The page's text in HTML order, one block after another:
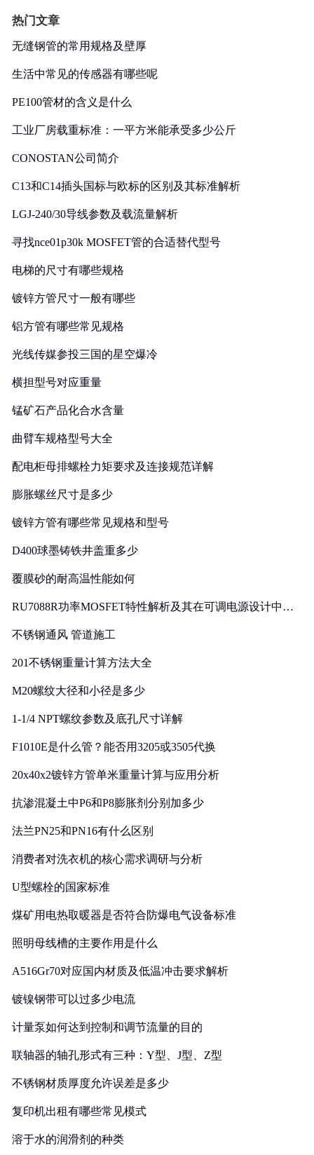
热门文章
无缝钢管的常用规格及壁厚
生活中常见的传感器有哪些呢
PE100管材的含义是什么
工业厂房载重标准：一平方米能承受多少公斤
CONOSTAN公司简介
C13和C14插头国标与欧标的区别及其标准解析
LGJ-240/30导线参数及载流量解析
寻找nce01p30k MOSFET管的合适替代型号
电梯的尺寸有哪些规格
镀锌方管尺寸一般有哪些
铝方管有哪些常见规格
光线传媒参投三国的星空爆冷
横担型号对应重量
锰矿石产品化合水含量
曲臂车规格型号大全
配电柜母排螺栓力矩要求及连接规范详解
膨胀螺丝尺寸是多少
镀锌方管有哪些常见规格和型号
D400球墨铸铁井盖重多少
覆膜砂的耐高温性能如何
RU7088R功率MOSFET特性解析及其在可调电源设计中的
不锈钢通风 管道施工
201不锈钢重量计算方法大全
M20螺纹大径和小径是多少
1-1/4 NPT螺纹参数及底孔尺寸详解
F1010E是什么管？能否用3205或3505代换
20x40x2镀锌方管单米重量计算与应用分析
抗渗混凝土中P6和P8膨胀剂分别加多少
法兰PN25和PN16有什么区别
消费者对洗衣机的核心需求调研与分析
U型螺栓的国家标准
煤矿用电热取暖器是否符合防爆电气设备标准
照明母线槽的主要作用是什么
A516Gr70对应国内材质及低温冲击要求解析
镀镍钢带可以过多少电流
计量泵如何达到控制和调节流量的目的
联轴器的轴孔形式有三种：Y型、J型、Z型
不锈钢材质厚度允许误差是多少
复印机出租有哪些常见模式
溶于水的润滑剂的种类